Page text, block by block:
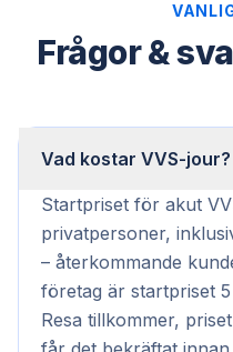
Frågor &
Vad kostar VVS-jour?
Startpriset för akut
privatpersoner,
– återkommande
företag är startpriset
Resa tillkommer,